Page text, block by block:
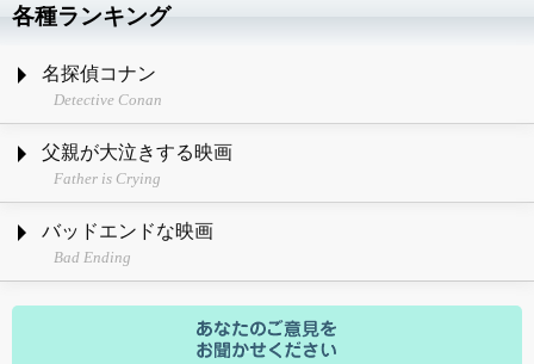
各種ランキング
名探偵コナン
Detective Conan
父親が大泣きする映画
Father is Crying
バッドエンドな映画
Bad Ending